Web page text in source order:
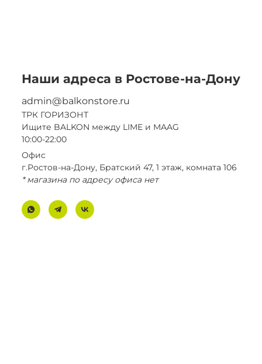
Наши адреса в Ростове-на-Дону
admin@balkonstore.ru
ТРК ГОРИЗОНТ
Ищите BALKON между LIME и MAAG
10:00-22:00
Офис
г.Ростов-на-Дону, Братский 47, 1 этаж, комната 106
* магазина по адресу офиса нет